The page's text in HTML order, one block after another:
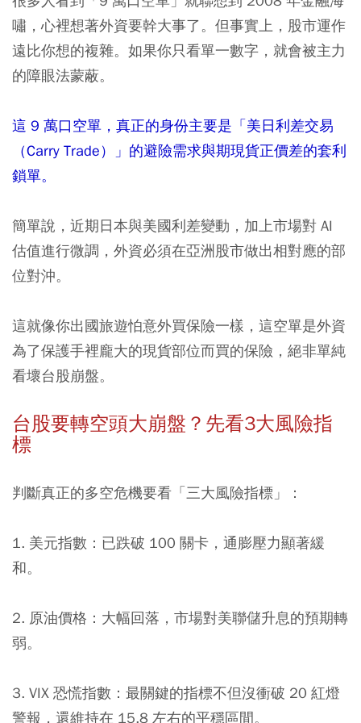
嘯，心裡想著外資要幹大事了。但事實上，股市運作
遠比你想的複雜。如果你只看單一數字，就會被主力
的障眼法蒙蔽。
這 9 萬口空單，真正的身份主要是「美日利差交易
（Carry Trade）」的避險需求與期現貨正價差的套利
鎖單。
簡單說，近期日本與美國利差變動，加上市場對 AI
估值進行微調，外資必須在亞洲股市做出相對應的部
位對沖。
這就像你出國旅遊怕意外買保險一樣，這空單是外資
為了保護手裡龐大的現貨部位而買的保險，絕非單純
看壞台股崩盤。
台股要轉空頭大崩盤？先看3大風險指
標
判斷真正的多空危機要看「三大風險指標」：
1. 美元指數： 已跌破 100 關卡，通膨壓力顯著緩
和。
2. 原油價格： 大幅回落，市場對美聯儲升息的預期轉
弱。
3. VIX 恐慌指數： 最關鍵的指標不但沒衝破 20 紅燈
警報，還維持在 15.8 左右的平穩區間。